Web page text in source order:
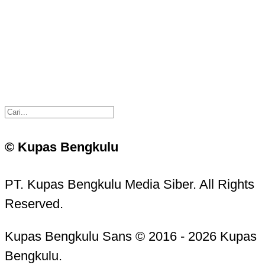
© Kupas Bengkulu
PT. Kupas Bengkulu Media Siber. All Rights
Reserved.
Kupas Bengkulu Sans © 2016 - 2026 Kupas
Bengkulu.